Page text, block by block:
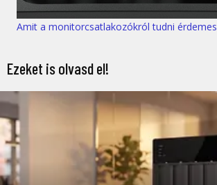
Amit a monitorcsatlakozókról tudni érdemes
Ezeket is olvasd el!